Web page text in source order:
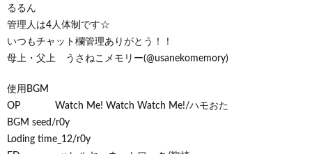
るるん
管理人は4人体制です☆
いつもチャット欄管理ありがとう！！
母上・父上 うさねこメモリー(@usanekomemory)
使用BGM
OP Watch Me! Watch Watch Me!/ハモおた
BGM seed/r0y
Loding time_12/r0y